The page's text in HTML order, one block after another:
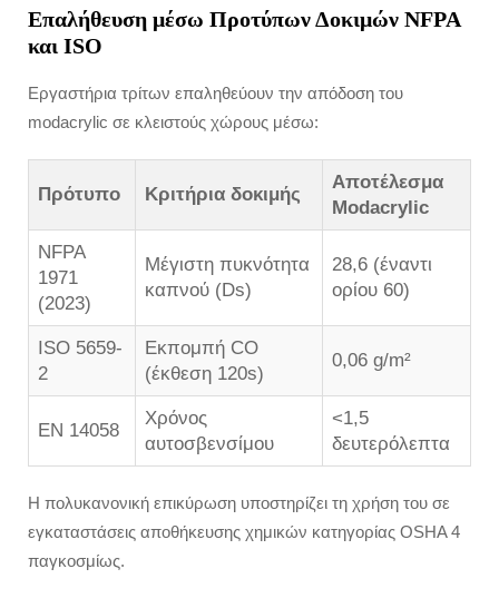
Επαλήθευση μέσω Προτύπων Δοκιμών NFPA
και ISO
Εργαστήρια τρίτων επαληθεύουν την απόδοση του
modacrylic σε κλειστούς χώρους μέσω:
Πρότυπο Κριτήρια δοκιμής
Αποτέλεσμα
Modacrylic
NFPA
1971
(2023)
Μέγιστη πυκνότητα
καπνού (Ds)
28,6 (έναντι
ορίου 60)
ISO 5659-
2
Εκπομπή CO
(έκθεση 120s)
0,06 g/m²
EN 14058
Χρόνος
αυτοσβενσίμου
<1,5
δευτερόλεπτα
Η πολυκανονική επικύρωση υποστηρίζει τη χρήση του σε
εγκαταστάσεις αποθήκευσης χημικών κατηγορίας OSHA 4
παγκοσμίως.